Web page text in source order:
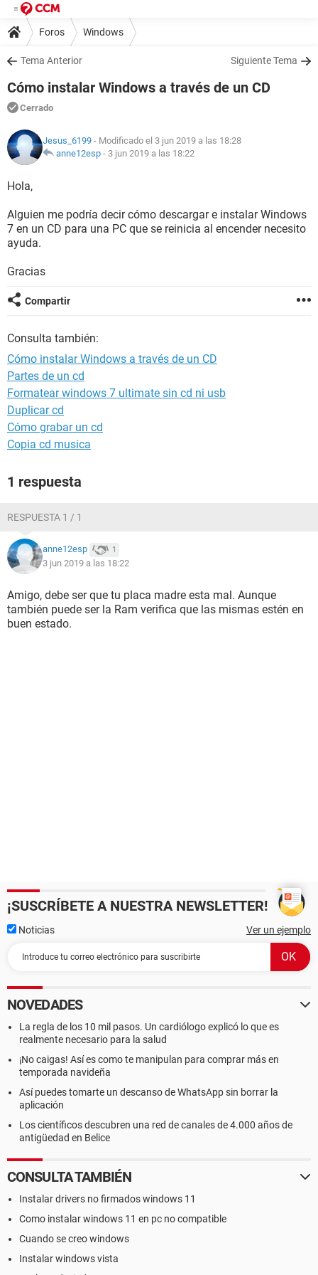
Foros Windows
Tema Anterior Siguiente Tema
Cómo instalar Windows a través de un CD
Cerrado
Jesus_6199 - Modificado el 3 jun 2019 a las 18:28
anne12esp - 3 jun 2019 a las 18:22
Hola,
Alguien me podría decir cómo descargar e instalar Windows
7 en un CD para una PC que se reinicia al encender necesito
ayuda.
Gracias
Compartir
Consulta también:
Cómo instalar Windows a través de un CD
Partes de un cd
Formatear windows 7 ultimate sin cd ni usb
Duplicar cd
Cómo grabar un cd
Copia cd musica
1 respuesta
RESPUESTA 1 / 1
anne12esp 1
3 jun 2019 a las 18:22
Amigo, debe ser que tu placa madre esta mal. Aunque
también puede ser la Ram verifica que las mismas estén en
buen estado.
¡SUSCRÍBETE A NUESTRA NEWSLETTER!
Noticias Ver un ejemplo
NOVEDADES
La regla de los 10 mil pasos. Un cardiólogo explicó lo que es
realmente necesario para la salud
¡No caigas! Así es como te manipulan para comprar más en
temporada navideña
Así puedes tomarte un descanso de WhatsApp sin borrar la
aplicación
Los científicos descubren una red de canales de 4.000 años de
antigüedad en Belice
CONSULTA TAMBIÉN
Instalar drivers no firmados windows 11
Como instalar windows 11 en pc no compatible
Cuando se creo windows
Instalar windows vista